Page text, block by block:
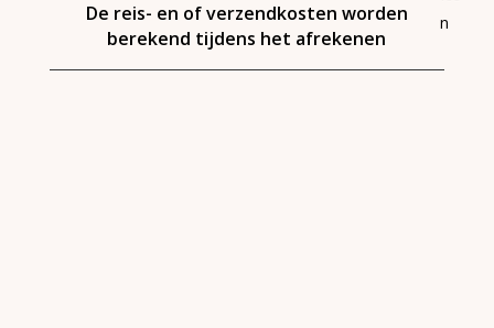
De reis- en of verzendkosten worden
berekend tijdens het afrekenen